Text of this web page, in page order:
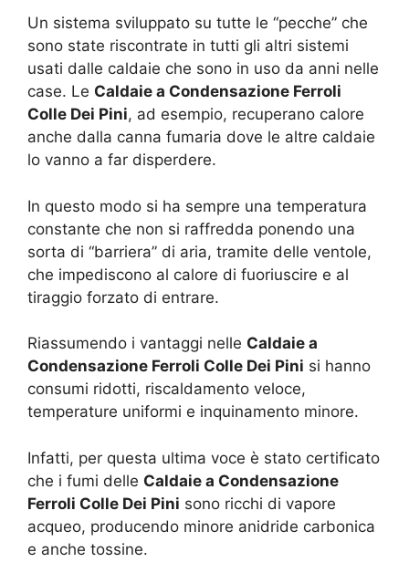
Un sistema sviluppato su tutte le “pecche” che
sono state riscontrate in tutti gli altri sistemi
usati dalle caldaie che sono in uso da anni nelle
case. Le Caldaie a Condensazione Ferroli
Colle Dei Pini, ad esempio, recuperano calore
anche dalla canna fumaria dove le altre caldaie
lo vanno a far disperdere.
In questo modo si ha sempre una temperatura
constante che non si raffredda ponendo una
sorta di “barriera” di aria, tramite delle ventole,
che impediscono al calore di fuoriuscire e al
tiraggio forzato di entrare.
Riassumendo i vantaggi nelle Caldaie a
Condensazione Ferroli Colle Dei Pini si hanno
consumi ridotti, riscaldamento veloce,
temperature uniformi e inquinamento minore.
Infatti, per questa ultima voce è stato certificato
che i fumi delle Caldaie a Condensazione
Ferroli Colle Dei Pini sono ricchi di vapore
acqueo, producendo minore anidride carbonica
e anche tossine.